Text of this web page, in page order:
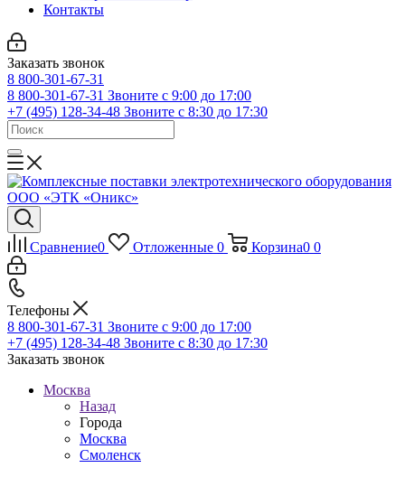
Контакты
Заказать звонок
8 800-301-67-31
8 800-301-67-31 Звоните с 9:00 до 17:00
+7 (495) 128-34-48 Звоните с 8:30 до 17:30
Сравнение0 Отложенные 0 Корзина0 0
Телефоны
8 800-301-67-31 Звоните с 9:00 до 17:00
+7 (495) 128-34-48 Звоните с 8:30 до 17:30
Заказать звонок
Москва
Назад
Города
Москва
Смоленск